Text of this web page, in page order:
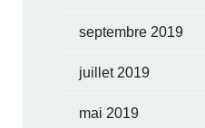
septembre 2019
juillet 2019
mai 2019